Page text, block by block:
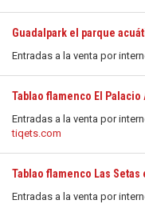
Guadalpark el parque
Entradas a la venta por
Tablao flamenco El
Entradas a la venta por
tiqets.com
Tablao flamenco Las Setas
Entradas a la venta por